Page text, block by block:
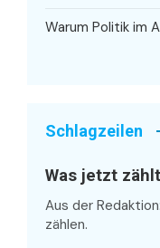
Warum Politik im
Schlagzeilen
Was jetzt zählt
Aus der
zählen.